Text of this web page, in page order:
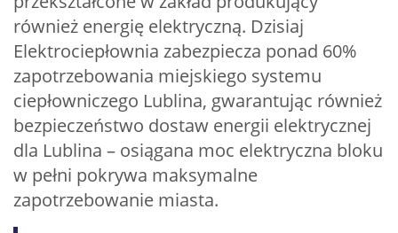
również energię elektryczną. Dzisiaj
Elektrociepłownia zabezpiecza ponad 60%
zapotrzebowania miejskiego systemu
ciepłowniczego Lublina, gwarantując również
bezpieczeństwo dostaw energii elektrycznej
dla Lublina – osiągana moc elektryczna bloku
w pełni pokrywa maksymalne
zapotrzebowanie miasta.